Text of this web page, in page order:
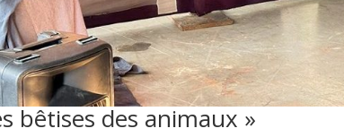
bêtises des animaux »